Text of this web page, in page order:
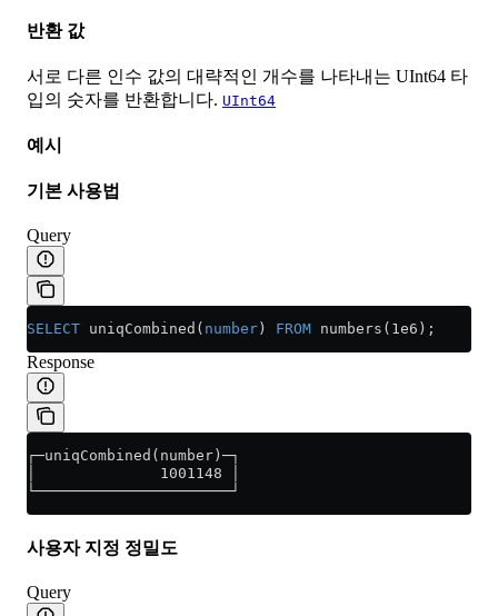
반환 값
서로 다른 인수 값의 대략적인 개수를 나타내는 UInt64 타
입의 숫자를 반환합니다. UInt64
예시
기본 사용법
Query
SELECT uniqCombined( number ) FROM numbers(1e6);
Response
┌─uniqCombined(number)─┐
│              1001148 │
└──────────────────────┘
사용자 지정 정밀도
Query